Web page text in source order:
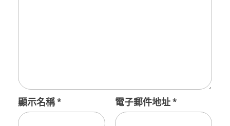
顯示名稱* 電子郵件地址*